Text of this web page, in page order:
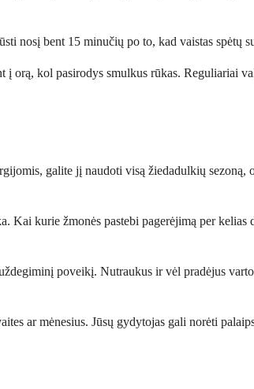
nosį bent 15 minučių po to, kad vaistas spėtų
orą, kol pasirodys smulkus rūkas. Reguliariai
galite jį naudoti visą žiedadulkių
kurie žmonės pastebi pagerėjimą per
poveikį. Nutraukus ir vėl pradėjus
ar mėnesius. Jūsų gydytojas gali norėti